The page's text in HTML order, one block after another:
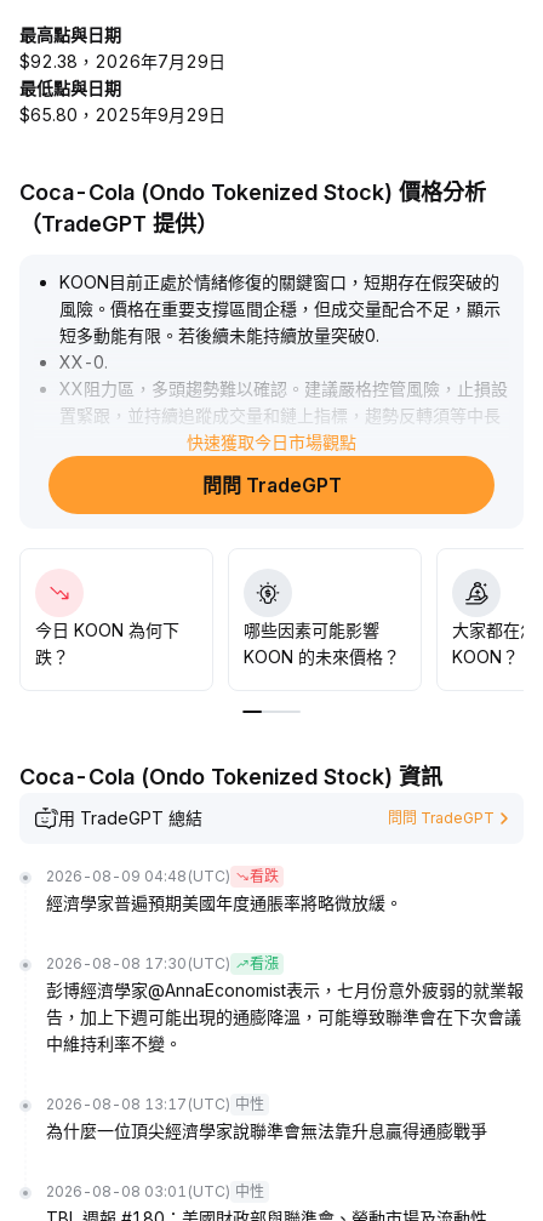
最高點與日期
$92.38，2026年7月29日
最低點與日期
$65.80，2025年9月29日
Coca-Cola (Ondo Tokenized Stock) 價格分析
（TradeGPT 提供）
KOON目前正處於情緒修復的關鍵窗口，短期存在假突破的
風險。價格在重要支撐區間企穩，但成交量配合不足，顯示
短多動能有限。若後續未能持續放量突破0.
XX-0.
XX阻力區，多頭趨勢難以確認。建議嚴格控管風險，止損設
置緊跟，並持續追蹤成交量和鏈上指標，趨勢反轉須等中長
期信號明確後再加碼，切勿追漲殺跌。.
快速獲取今日市場觀點
問問 TradeGPT
今日 KOON 為何下
跌？
哪些因素可能影響
KOON 的未來價格？
大家都在怎
KOON？
Coca-Cola (Ondo Tokenized Stock) 資訊
用 TradeGPT 總結 問問 TradeGPT
2026-08-09 04:48 (UTC) 看跌
經濟學家普遍預期美國年度通脹率將略微放緩。
2026-08-08 17:30 (UTC) 看漲
彭博經濟學家@AnnaEconomist表示，七月份意外疲弱的就業報
告，加上下週可能出現的通膨降溫，可能導致聯準會在下次會議
中維持利率不變。
2026-08-08 13:17 (UTC) 中性
為什麼一位頂尖經濟學家說聯準會無法靠升息贏得通膨戰爭
2026-08-08 03:01 (UTC) 中性